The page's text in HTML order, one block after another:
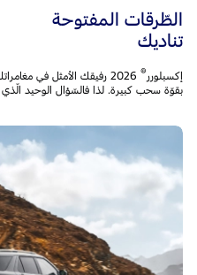
الطّرقات المفتوحة
تناديك
إكسبلورر®
2026 رفيقك الأمثل في
بقوّة سحب كبيرة. لذا فالسّؤال الوحيد